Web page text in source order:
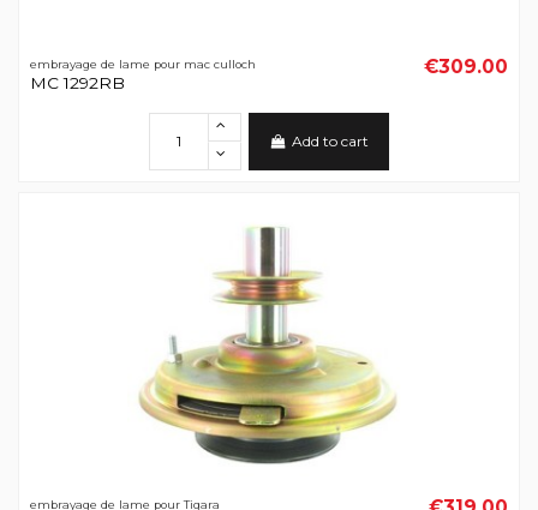
embrayage de lame pour mac culloch
MC 1292RB
€309.00
Add to cart
embrayage de lame pour Tigara